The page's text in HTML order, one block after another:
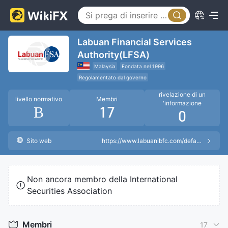
Labuan Financial Services
Authority(LFSA)
Malaysia
Fondata nel 1996
Regolamentato dal governo
livello normativo
B
Membri
17
rivelazione di un
'informazione
0
Sito web https://www.labuanibfc.com/default.aspx
Non ancora membro della International
Securities Association
Membri 17